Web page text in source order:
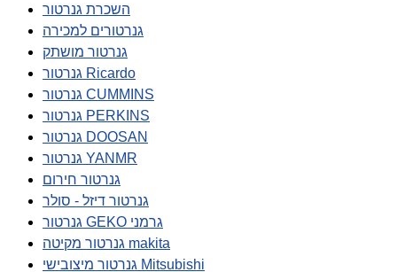
השכרת גנרטור
גנרטורים למכירה
גנרטור מושתק
גנרטור Ricardo
גנרטור CUMMINS
גנרטור PERKINS
גנרטור DOOSAN
גנרטור YANMR
גנרטור חירום
גנרטור דיזל - סולר
גנרטור GEKO גרמני
גנרטור מקיטה makita
גנרטור מיצובישי Mitsubishi